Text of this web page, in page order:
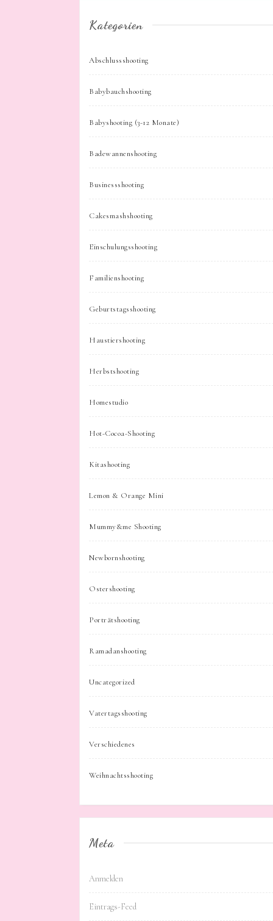
Kategorien
Abschlussshooting
Babybauchshooting
Babyshooting (3-12 Monate)
Badewannenshooting
Businessshooting
Cakesmashshooting
Einschulungsshooting
Familienshooting
Geburtstagsshooting
Haustiershooting
Herbstshooting
Homestudio
Hot-Cocoa-Shooting
Kitashooting
Lemon & Orange Mini
Mummy&me Shooting
Newbornshooting
Ostershooting
Porträtshooting
Ramadanshooting
Uncategorized
Vatertagsshooting
Verschiedenes
Weihnachtsshooting
Meta
Anmelden
Eintrags-Feed